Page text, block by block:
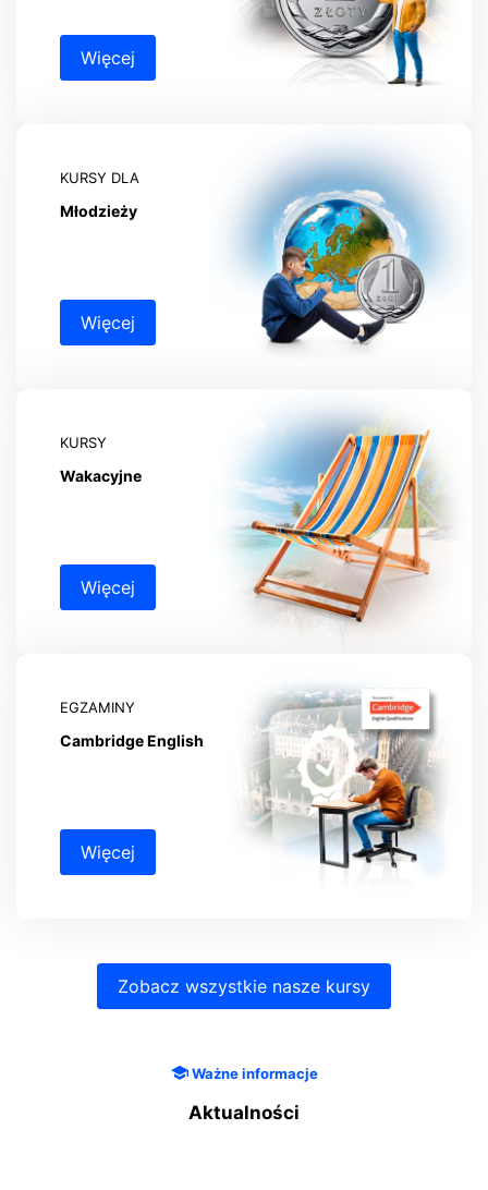
Więcej
KURSY DLA
Młodzieży
Więcej
KURSY
Wakacyjne
Więcej
EGZAMINY
Cambridge English
Więcej
Zobacz wszystkie nasze kursy
Ważne informacje
Aktualności